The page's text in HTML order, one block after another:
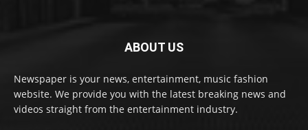
ABOUT US
Newspaper is your news, entertainment, music fashion
website. We provide you with the latest breaking news and
videos straight from the entertainment industry.